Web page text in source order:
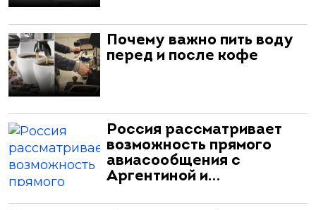
Почему важно пить воду
перед и после кофе
Россия рассматривает
возможность прямого
авиасообщения с
Аргентиной и…